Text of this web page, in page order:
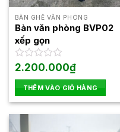
BÀN GHẾ VĂN PHÒNG
Bàn văn phòng BVP02
xếp gọn
Được
hạng
0
5
sao
2.200.000₫
THÊM VÀO GIỎ HÀNG